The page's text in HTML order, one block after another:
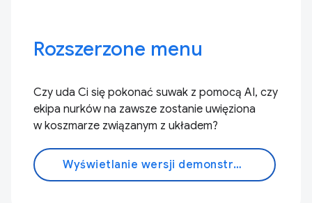
Rozszerzone menu
Czy uda Ci się pokonać suwak z pomocą AI, czy
ekipa nurków na zawsze zostanie uwięziona
w koszmarze związanym z układem?
Wyświetlanie wersji demonstracyjnej